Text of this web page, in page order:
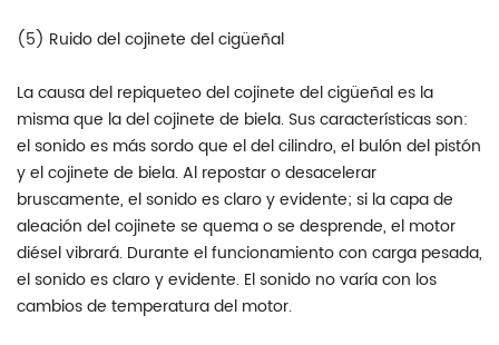
(5) Ruido del cojinete del cigüeñal
La causa del repiqueteo del cojinete del cigüeñal es la
misma que la del cojinete de biela. Sus características son:
el sonido es más sordo que el del cilindro, el bulón del pistón
y el cojinete de biela. Al repostar o desacelerar
bruscamente, el sonido es claro y evidente; si la capa de
aleación del cojinete se quema o se desprende, el motor
diésel vibrará. Durante el funcionamiento con carga pesada,
el sonido es claro y evidente. El sonido no varía con los
cambios de temperatura del motor.